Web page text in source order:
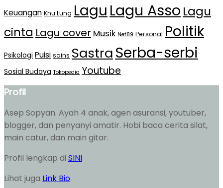
Keuangan Khu Lung Lagu Lagu Asso Lagu
cinta Lagu cover Musik Net89 Personal Politik
Psikologi Puisi sains SastraSerba-serbi
Sosial Budaya Tokopedia Youtube
Profil
Asep Sopyan. Ayah 4 anak, agen asuransi, youtuber,
blogger, dan penyanyi amatir. Hobi baca cerita silat,
main catur, dan main gitar.
Profil lengkap di SINI
Lihat juga Link Bio.